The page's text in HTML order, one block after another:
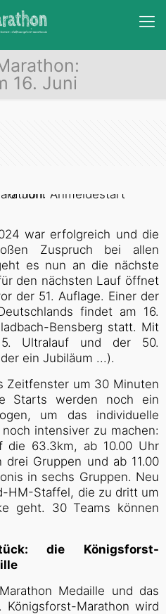
16. Juni
war erfolgreich und die
Zuspruch bei allen
es nun an die nächste
den nächsten Lauf öffnet
der 51. Auflage. Einer der
findet am 16.
Bensberg statt. Mit
Ultralauf und der 50.
ein Jubiläum ...).
Zeitfenster um 30 Minuten
Starts werden noch ein
um das individuelle
intensiver zu machen:
die 63.3km, ab 10.00 Uhr
Gruppen und ab 11.00
in sechs Gruppen. Neu
HM-Staffel, die zu dritt um
geht. 30 Teams können
die Königsforst-
Medaille und das
Königsforst-Marathon wird